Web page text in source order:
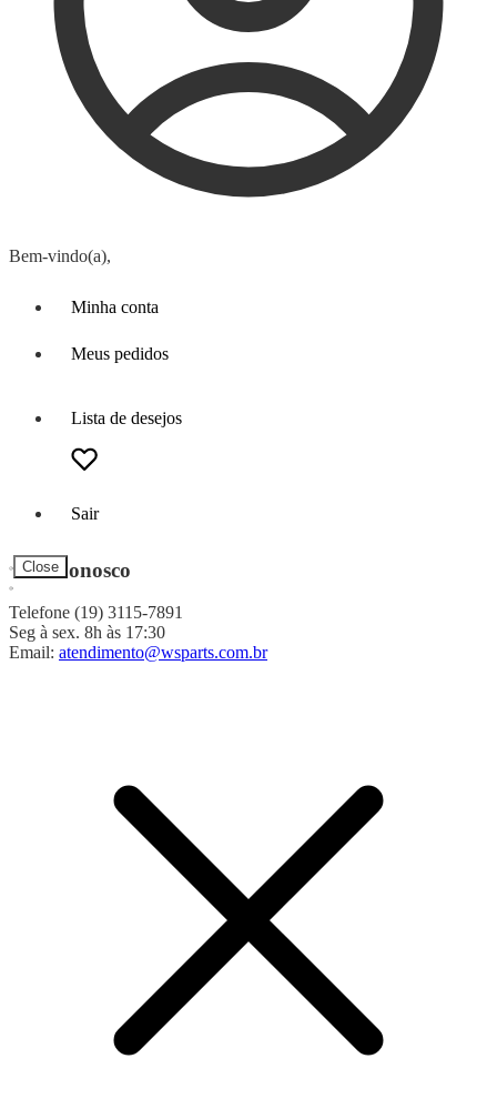
Bem-vindo(a),
Minha conta
Meus pedidos
Lista de desejos
Sair
Close
Fale Conosco
Telefone (19) 3115-7891
Seg à sex. 8h às 17:30
Email: atendimento@wsparts.com.br